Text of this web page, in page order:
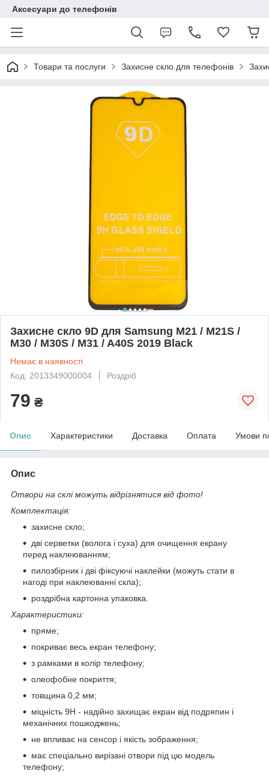
Аксесуари до телефонів
Товари та послуги Захисне скло для телефонів
Захисне скло 9D для Samsung M21 / M21S /
M30 / M30S / M31 / A40S 2019 Black
Немає в наявності
Код: 2013349000004
Роздріб
79 ₴
Опис Характеристики Доставка Оплата Умови
Опис
Отвори на склі можуть відрізнятися від фото!
Комплектація:
захисне скло;
дві серветки (волога і суха) для очищення екрану
перед наклеюванням;
пилозбірник і дві фіксуючі наклейки (можуть стати в
нагоді при наклеюванні скла);
роздрібна картонна упаковка.
Характеристики:
пряме;
покриває весь екран телефону;
з рамками в колір телефону;
олеофобне покриття;
товщина 0,2 мм;
міцність 9Н - надійно захищає екран від подряпин і
механічних пошкоджень;
не впливає на сенсор і якість зображення;
має спеціально вирізані отвори під цю модель
телефону;